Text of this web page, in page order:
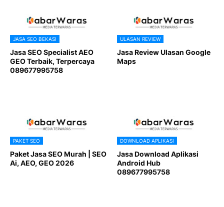
JASA SEO BEKASI
Jasa SEO Specialist AEO
GEO Terbaik, Terpercaya
089677995758
ULASAN REVIEW
Jasa Review Ulasan Google
Maps
PAKET SEO
Paket Jasa SEO Murah | SEO
Ai, AEO, GEO 2026
DOWNLOAD APLIKASI
Jasa Download Aplikasi
Android Hub
089677995758